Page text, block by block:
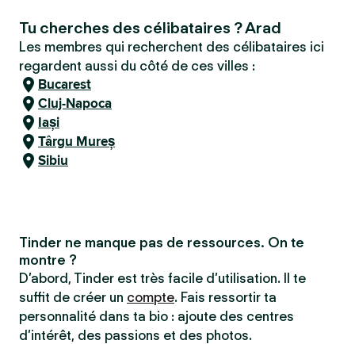
Tu cherches des célibataires ? Arad
Les membres qui recherchent des célibataires ici
regardent aussi du côté de ces villes :
Bucarest
Cluj-Napoca
Iași
Târgu Mureș
Sibiu
Tinder ne manque pas de ressources. On te
montre ?
D’abord, Tinder est très facile d’utilisation. Il te
suffit de créer un compte. Fais ressortir ta
personnalité dans ta bio : ajoute des centres
d’intérêt, des passions et des photos.